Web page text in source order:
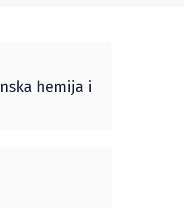
hemija i